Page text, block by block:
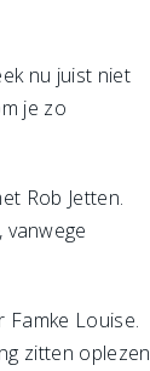
nu juist niet
je zo
Rob Jetten.
Famke Louise.
zitten oplezen